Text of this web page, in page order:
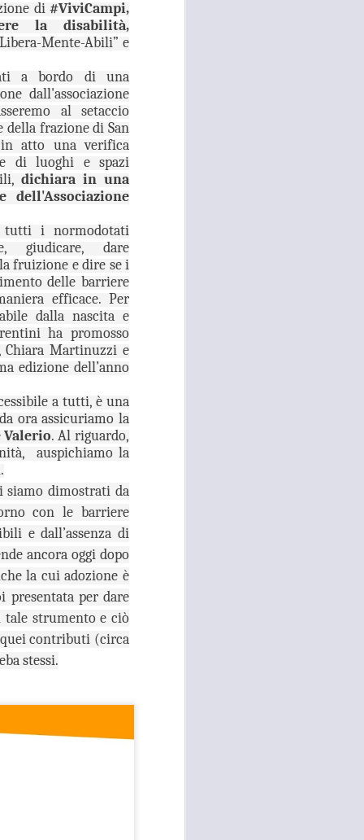
di#ViviCampi,
la disabilità,
Mente-Abili” e
a bordo di una
dall'associazione
al setaccio
della frazione di San
atto una verifica
di luoghi e spazi
dichiara in una
dell'Associazione
tutti i normodotati
giudicare, dare
fruizione e dire se i
delle barriere
efficace. Per
dalla nascita e
ha promosso
Chiara Martinuzzi e
edizione dell’anno
a tutti, è una
ora assicuriamo la
Valerio. Al riguardo,
auspichiamo la
dimostrati da
con le barriere
e dall’assenza di
ancora oggi dopo
la cui adozione è
presentata per dare
tale strumento e ciò
quei contributi (circa
stessi.
per il 27 agosto prossimo, con
dell’Asl Toscana Centro
i diversi rappresentanti zonali
metropolitana fiorentina, che
valere le ragioni dei territori
balbettii, serve una risposta forte
in corso del servizio di continuità
AUG
RISSA ED
A CAMPI BISENZIO IN
VIA CHIELLA E FURTI
DAI LOCALI DEL
CENTRO, GANDOLA
TEMPO DI
INVERTIRE LA
ROTTA
RISSA ED ACCOLTELLAMENTO
A CAMPI BISENZIO IN VIA
CHIELLA E FURTI DAI LOCALI
DEL CENTRO, GANDOLA E
QUERCIOLI: E’ TEMPO DI
INVERTIRE LA ROTTA, A CAMPI
BISENZIO L'INSICUREZZA
DILAGA
continuando, imperturbato, il
e della necessità di ripristinare la